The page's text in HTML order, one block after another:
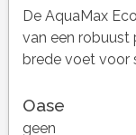
De AquaMax
van een robuust
brede voet voor
Oase
geen